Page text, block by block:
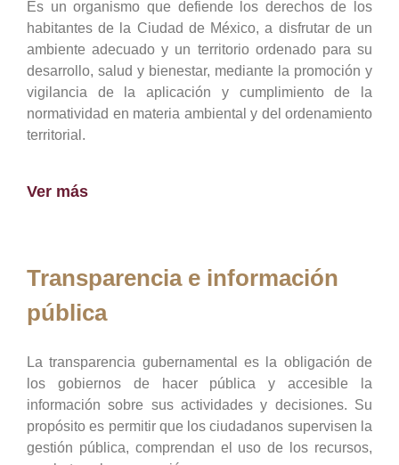
Es un organismo que defiende los derechos de los
habitantes de la Ciudad de México, a disfrutar de un
ambiente adecuado y un territorio ordenado para su
desarrollo, salud y bienestar, mediante la promoción y
vigilancia de la aplicación y cumplimiento de la
normatividad en materia ambiental y del ordenamiento
territorial.
Ver más
Transparencia e información
pública
La transparencia gubernamental es la obligación de
los gobiernos de hacer pública y accesible la
información sobre sus actividades y decisiones. Su
propósito es permitir que los ciudadanos supervisen la
gestión pública, comprendan el uso de los recursos,